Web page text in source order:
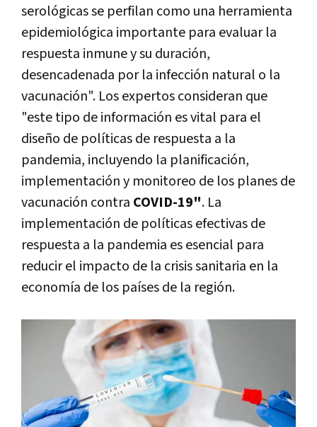
serológicas se perfilan como una herramienta
epidemiológica importante para evaluar la
respuesta inmune y su duración,
desencadenada por la infección natural o la
vacunación". Los expertos consideran que
"este tipo de información es vital para el
diseño de políticas de respuesta a la
pandemia, incluyendo la planificación,
implementación y monitoreo de los planes de
vacunación contra COVID-19". La
implementación de políticas efectivas de
respuesta a la pandemia es esencial para
reducir el impacto de la crisis sanitaria en la
economía de los países de la región.